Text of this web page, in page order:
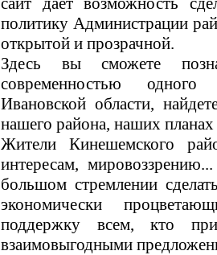
политику Администрации
открытой и прозрачной.
Здесь вы сможете
современностью
Ивановской области,
нашего района, наших
Жители Кинешемского
интересам,
большом стремлении
экономически
поддержку всем, кто
взаимовыгодными